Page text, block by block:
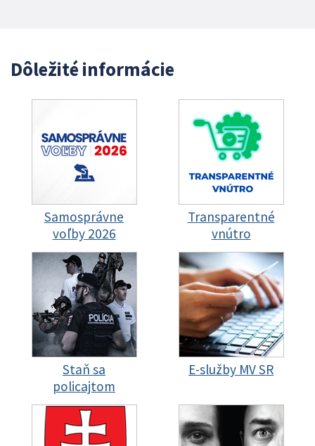
Dôležité informácie
Samosprávne
voľby 2026
Transparentné
vnútro
Staň sa
policajtom
E-služby MV SR